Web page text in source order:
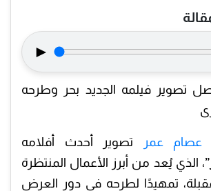
►
تصوير فيلمه الجديد بحر وطرحه
عصام عمر
تصوير أحدث أفلامه
، الذي يُعد من أبرز الأعمال المنتظرة
تمهيدًا لطرحه في دور العرض